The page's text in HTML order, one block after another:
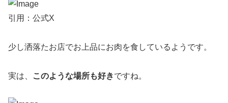
引用：公式X
少し洒落たお店でお上品にお肉を食しているようです。
実は、 このような場所も好きですね。